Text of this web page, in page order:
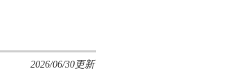
2026/06/30更新